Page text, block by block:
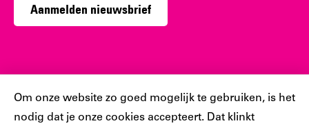
Cookiebar
Om onze website zo goed mogelijk te gebruiken, is het
nodig dat je onze cookies accepteert. Dat klinkt
Aanmelden nieuwsbrief
Sociaal